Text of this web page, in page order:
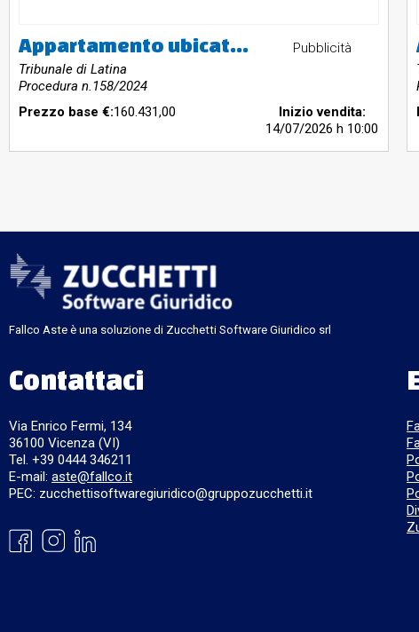
Appartamento ubicato a Cisterna di Latina (LT) - via Isolabella 39, piano T. a destinazione residenziale ubicata al piano terra di un fabbricato composto da 2 piani fuori terra. Si accede tramite cancello carrabile posto sulla via Isolabella al civico n.39. Identificato al catasto Fabbricati - Fg. 117, Part. 23, Sub. 6, Zc. 1, Categoria A2, Graffato sub7 corte esclusiva. L'immobile viene posto in vendita per il diritto di Proprietà (1/1).
Tribunale di Latina
Procedura n.158/2024
Pubblicità
Prezzo base €:160.431,00
Inizio vendita:
14/07/2026 h 10:00
Fallco Aste è una soluzione di Zucchetti Software Giuridico srl
Contattaci
Via Enrico Fermi, 134
36100 Vicenza (VI)
Tel. +39 0444 346211
E-mail: aste@fallco.it
PEC: zucchettisoftwaregiuridico@gruppozucchetti.it